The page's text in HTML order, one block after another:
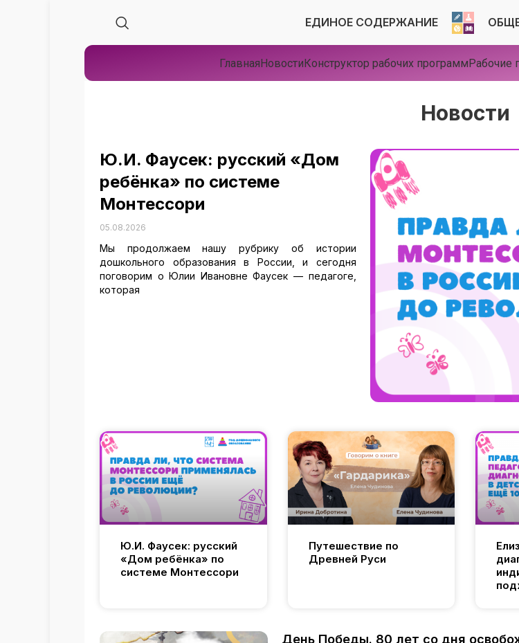
ЕДИНОЕ СОДЕРЖАНИЕ
ГлавнаяНовостиКонструктор рабочих программРабочие
Новости
Ю.И. Фаусек: русский «Дом
ребёнка» по системе
Монтессори
05.08.2026
Мы продолжаем нашу рубрику об истории
дошкольного образования в России, и сегодня
поговорим о Юлии Ивановне Фаусек — педагоге,
которая
Ю.И. Фаусек: русский
«Дом ребёнка» по
системе Монтессори
Путешествие по
Древней Руси
День Победы. 80 лет со дня